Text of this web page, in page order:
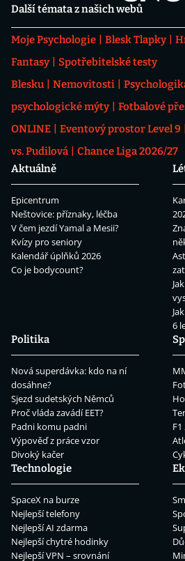
Další témata z našich webů
Moje Psychologie Blesk Tlapky
Fantasy
Spotřebitelské testy
Blesku
Nemovitosti
psychologické mýty
Fotbalové
ONLINE
Eventový prostor Level 9
vs. Pudilová
Chance Liga 2026/27
Aktuálně
Epicentrum
Neštovice: příznaky, léčba
V čem jezdí Yamal a Mesii?
Kvízy pro seniory
Kalendář úplňků 2026
Co je bodycount?
6
Politika
Nová superdávka: kdo na ní
dosáhne?
Sjezd sudetských Němců
Proč vláda zavádí EET?
Padni komu padni
Výpověď z práce vzor
Divoký kačer
F1
Technologie
SpaceX na burze
Nejlepší telefony
Nejlepší AI zdarma
Nejlepší chytré hodinky
Nejlepší VPN – srovnání